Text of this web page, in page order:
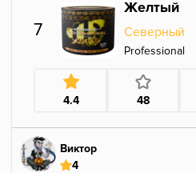
это было ооочень хорошо.
Если, где найдете - берите, не
7
Желтый
Северный
Professional
4.4 48
Виктор
4